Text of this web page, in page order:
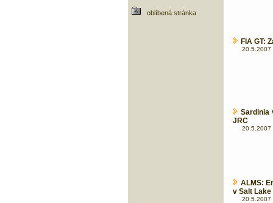
oblíbená stránka
FIA GT:
20.5.2007
Sardinia
JRC
20.5.2007
ALMS:
v Salt
20.5.2007